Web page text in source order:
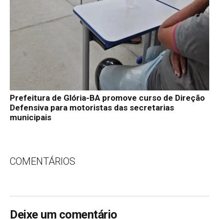
Prefeitura de Glória-BA promove curso de Direção
Defensiva para motoristas das secretarias
municipais
COMENTÁRIOS
Deixe um comentário